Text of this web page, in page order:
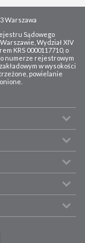
Warszawa
Sądowego
Wydział XIV
KRS 0000117710, o
o numerze rejestrowym
w wysokości
powielanie